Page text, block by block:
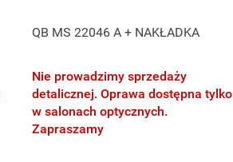
QB MS 22046 A + NAKŁADKA
Nie prowadzimy sprzedaży
detalicznej. Oprawa dostępna tylko
w salonach optycznych.
Zapraszamy